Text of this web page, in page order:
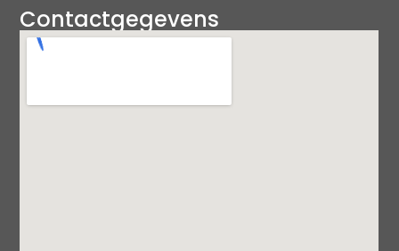
Contactgegevens